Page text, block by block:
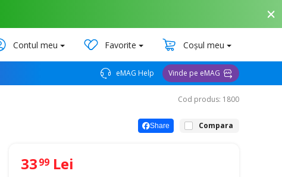
Contul meu Favorite Coșul meu
eMAG Help Vinde pe eMAG
Cod produs: 1800
Share Compara
3399 Lei